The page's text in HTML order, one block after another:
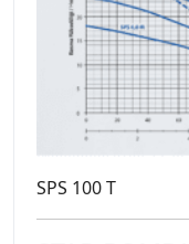
SPS 100 T